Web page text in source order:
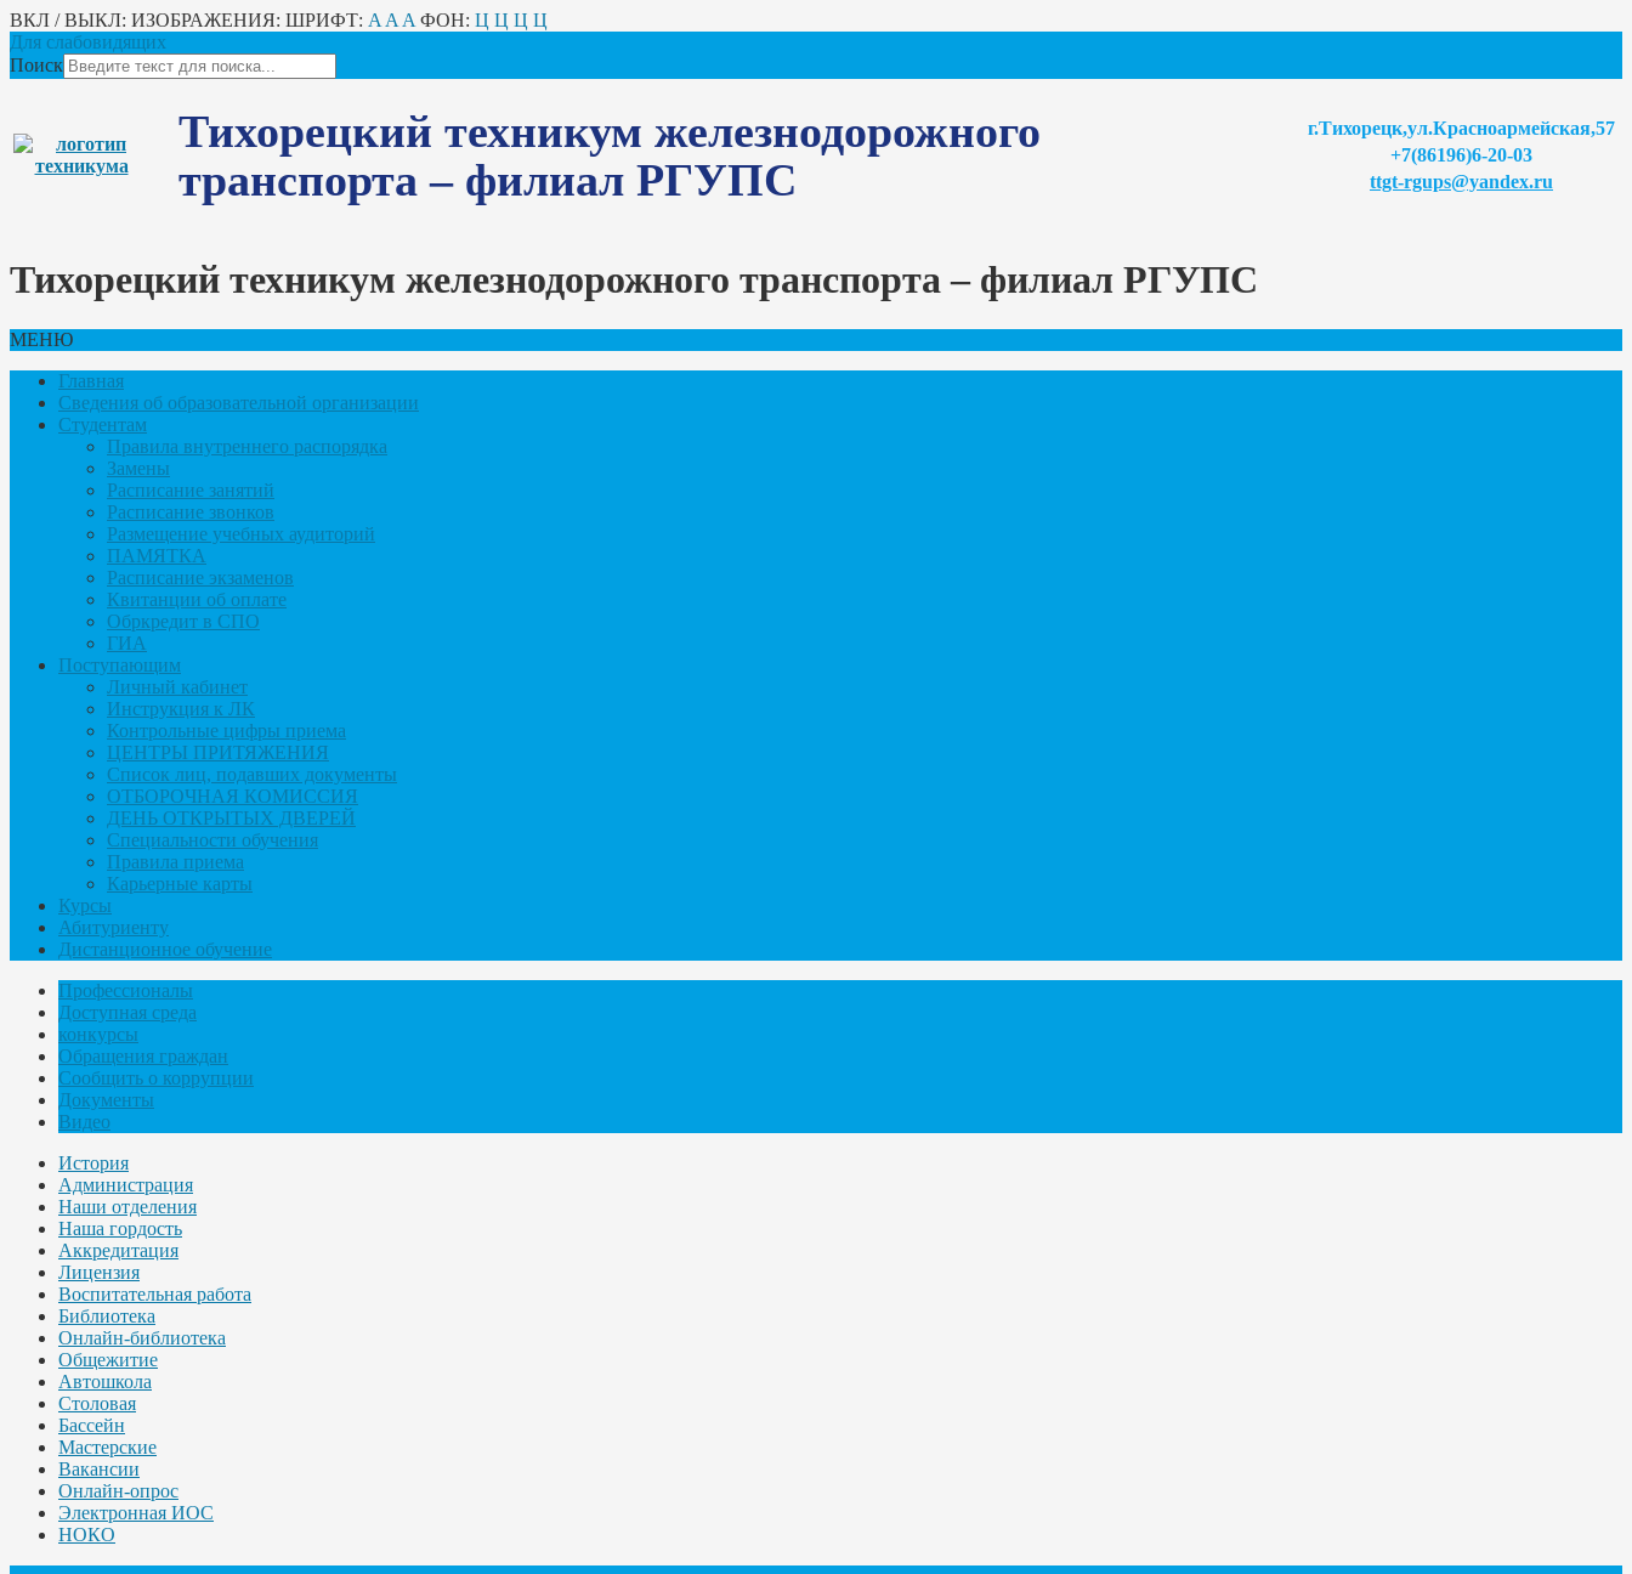
ВКЛ / ВЫКЛ: ИЗОБРАЖЕНИЯ: ШРИФТ: A A A ФОН: Ц Ц Ц Ц
Для слабовидящих
Поиск
Тихорецкий техникум железнодорожного
транспорта – филиал РГУПС
г.Тихорецк,ул.Красноармейская,57
+7(86196)6-20-03
ttgt-rgups@yandex.ru
Тихорецкий техникум железнодорожного транспорта – филиал РГУПС
МЕНЮ
Главная
Сведения об образовательной организации
Студентам
Правила внутреннего распорядка
Замены
Расписание занятий
Расписание звонков
Размещение учебных аудиторий
ПАМЯТКА
Расписание экзаменов
Квитанции об оплате
Обркредит в СПО
ГИА
Поступающим
Личный кабинет
Инструкция к ЛК
Контрольные цифры приема
ЦЕНТРЫ ПРИТЯЖЕНИЯ
Список лиц, подавших документы
ОТБОРОЧНАЯ КОМИССИЯ
ДЕНЬ ОТКРЫТЫХ ДВЕРЕЙ
Специальности обучения
Правила приема
Карьерные карты
Курсы
Абитуриенту
Дистанционное обучение
Профессионалы
Доступная среда
конкурсы
Обращения граждан
Сообщить о коррупции
Документы
Видео
История
Администрация
Наши отделения
Наша гордость
Аккредитация
Лицензия
Воспитательная работа
Библиотека
Онлайн-библиотека
Общежитие
Автошкола
Столовая
Бассейн
Мастерские
Вакансии
Онлайн-опрос
Электронная ИОС
НОКО